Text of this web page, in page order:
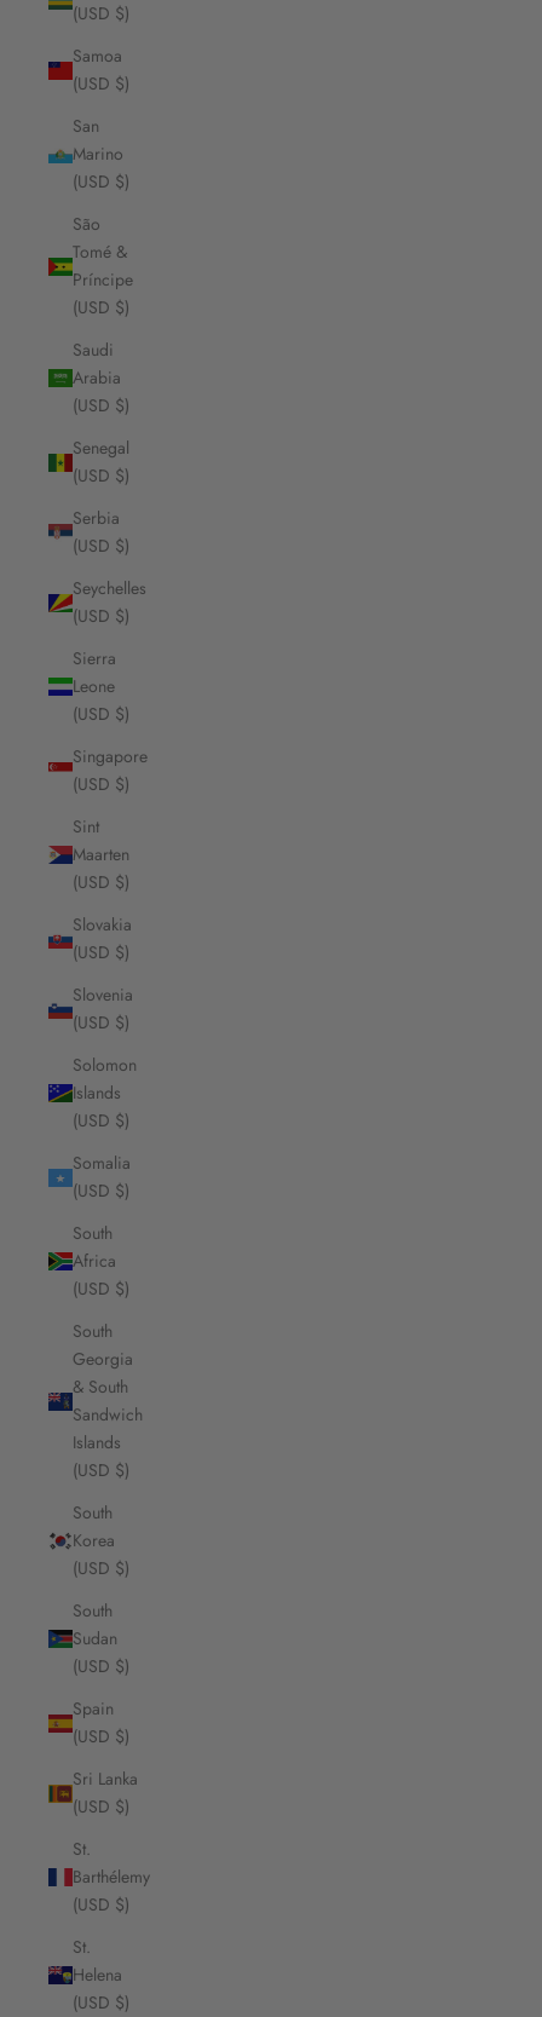
(USD $)
Samoa
(USD $)
San
Marino
(USD $)
São
Tomé &
Príncipe
(USD $)
Saudi
Arabia
(USD $)
Senegal
(USD $)
Serbia
(USD $)
Seychelles
(USD $)
Sierra
Leone
(USD $)
Singapore
(USD $)
Sint
Maarten
(USD $)
Slovakia
(USD $)
Slovenia
(USD $)
Solomon
Islands
(USD $)
Somalia
(USD $)
South
Africa
(USD $)
South
Georgia
& South
Sandwich
Islands
(USD $)
South
Korea
(USD $)
South
Sudan
(USD $)
Spain
(USD $)
Sri Lanka
(USD $)
St.
Barthélemy
(USD $)
St.
Helena
(USD $)